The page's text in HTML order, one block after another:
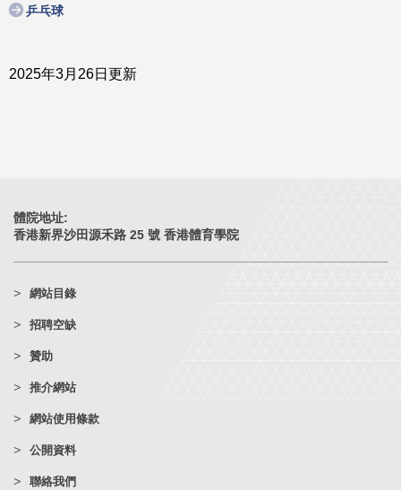
乒乓球
2025年3月26日更新
體院地址:
香港新界沙田源禾路 25 號 香港體育學院
網站目錄
招聘空缺
贊助
推介網站
網站使用條款
公開資料
聯絡我們